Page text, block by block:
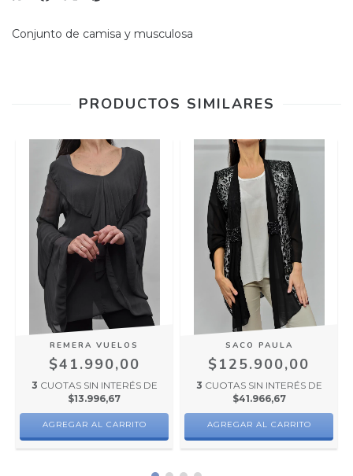
Conjunto de camisa y musculosa
PRODUCTOS SIMILARES
REMERA VUELOS
$41.990,00
3 CUOTAS SIN INTERÉS DE
$13.996,67
AGREGAR AL CARRITO
SACO PAULA
$125.900,00
3 CUOTAS SIN INTERÉS DE
$41.966,67
AGREGAR AL CARRITO